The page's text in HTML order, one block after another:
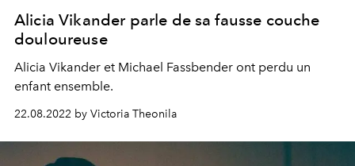
Alicia Vikander parle de sa fausse couche
douloureuse
Alicia Vikander et Michael Fassbender ont perdu un
enfant ensemble.
22.08.2022 by Victoria Theonila